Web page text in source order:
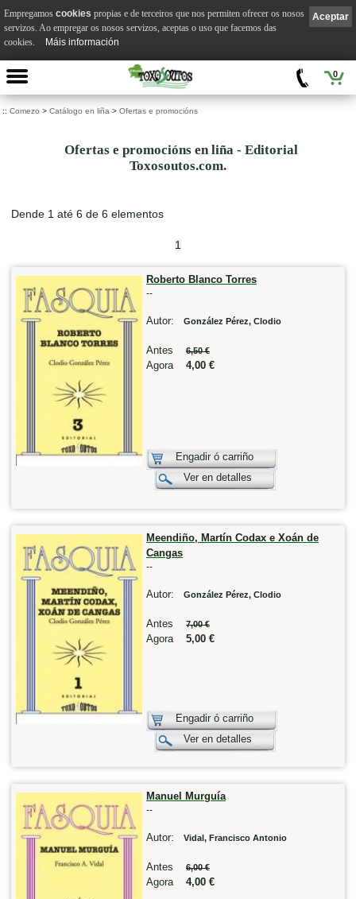
0
:: Comezo > Catálogo en liña > Ofertas e promocións
Ofertas e promocións en liña - Editorial
Toxosoutos.com.
Dende 1 até 6 de 6 elementos
1
Roberto Blanco Torres
--
Autor: González Pérez, Clodio
Antes 6,50 €
Agora 4,00 €
Engadir ó carriño
Ver en detalles
Meendiño, Martín Codax e Xoán de
Cangas
--
Autor: González Pérez, Clodio
Antes 7,00 €
Agora 5,00 €
Engadir ó carriño
Ver en detalles
Manuel Murguía
--
Autor: Vidal, Francisco Antonio
Antes 6,00 €
Agora 4,00 €
Aceptar
Empregamos cookies propias e de terceiros que nos permiten ofrecer os nosos
servizos. Ao empregar os nosos servizos, aceptas o uso que facemos das
cookies.
Máis información